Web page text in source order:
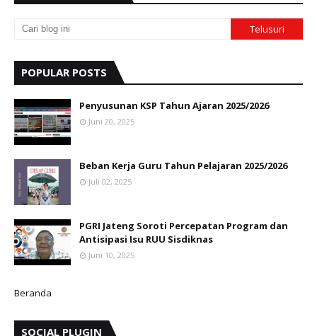
POPULAR POSTS
Penyusunan KSP Tahun Ajaran 2025/2026
Juni 20, 2025
Beban Kerja Guru Tahun Pelajaran 2025/2026
Juli 02, 2025
PGRI Jateng Soroti Percepatan Program dan
Antisipasi Isu RUU Sisdiknas
Juni 10, 2025
Beranda
SOCIAL PLUGIN